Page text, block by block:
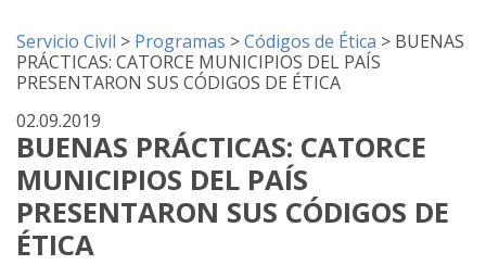
Servicio Civil > Programas >Códigos de Ética > BUENAS
PRÁCTICAS: CATORCE MUNICIPIOS DEL PAÍS
PRESENTARON SUS CÓDIGOS DE ÉTICA
02.09.2019
BUENAS PRÁCTICAS: CATORCE
MUNICIPIOS DEL PAÍS
PRESENTARON SUS CÓDIGOS DE
ÉTICA